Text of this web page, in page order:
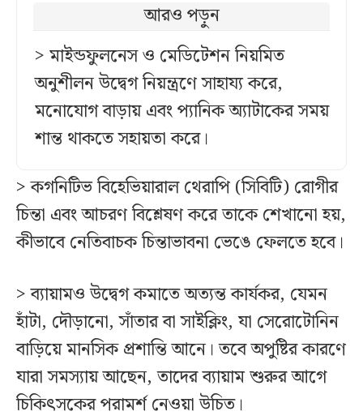
আরও পড়ুন
> মাইন্ডফুলনেস ও মেডিটেশন নিয়মিত
অনুশীলন উদ্বেগ নিয়ন্ত্রণে সাহায্য করে,
মনোযোগ বাড়ায় এবং প্যানিক অ্যাটাকের সময়
শান্ত থাকতে সহায়তা করে।
> কগনিটিভ বিহেভিয়ারাল থেরাপি (সিবিটি) রোগীর
চিন্তা এবং আচরণ বিশ্লেষণ করে তাকে শেখানো হয়,
কীভাবে নেতিবাচক চিন্তাভাবনা ভেঙে ফেলতে হবে।
> ব্যায়ামও উদ্বেগ কমাতে অত্যন্ত কার্যকর, যেমন
হাঁটা, দৌড়ানো, সাঁতার বা সাইক্লিং, যা সেরোটোনিন
বাড়িয়ে মানসিক প্রশান্তি আনে। তবে অপুষ্টির কারণে
যারা সমস্যায় আছেন, তাদের ব্যায়াম শুরুর আগে
চিকিৎসকের পরামর্শ নেওয়া উচিত।